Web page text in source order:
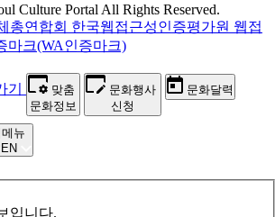
Culture Portal All Rights Reserved.
기
맞춤
문화정보
문화행사
신청
문화달력
메뉴
입니다.